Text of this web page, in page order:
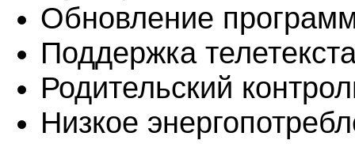
Обновление
Поддержка
Родительский
Низкое